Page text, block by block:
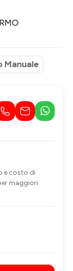
Manuale
e costo di
maggiori